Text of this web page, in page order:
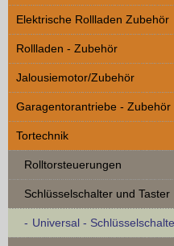
Elektrische Rollladen Zubehör
Rollladen - Zubehör
Jalousiemotor/Zubehör
Garagentorantriebe - Zubehör
Tortechnik
Rolltorsteuerungen
Schlüsselschalter und Taster
Universal -